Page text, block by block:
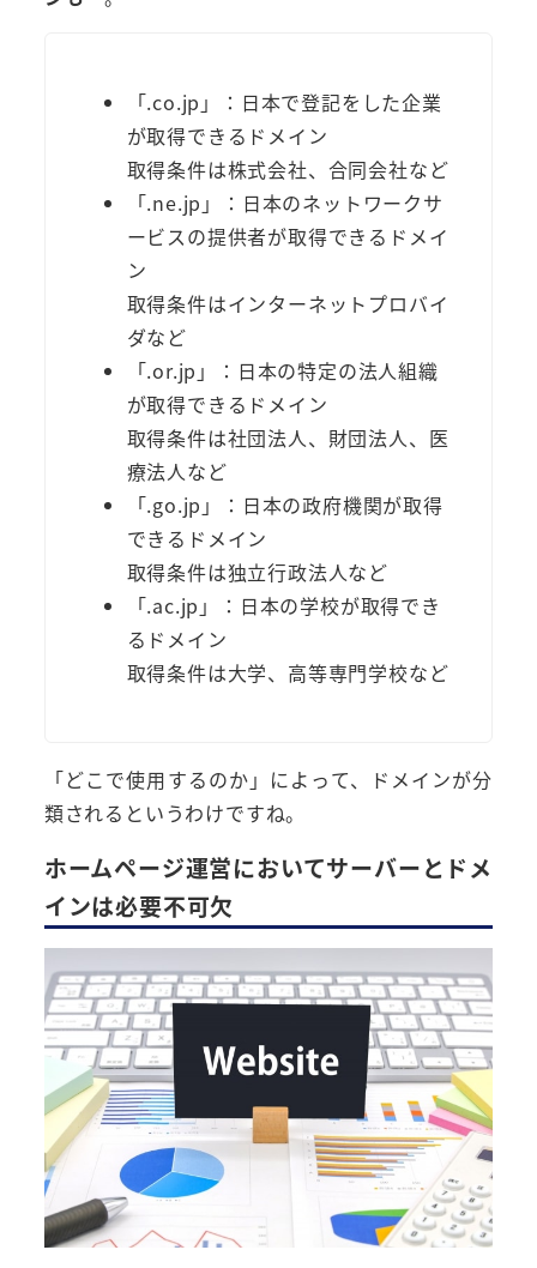
「.co.jp」：日本で登記をした企業
が取得できるドメイン
取得条件は株式会社、合同会社など
「.ne.jp」：日本のネットワークサ
ービスの提供者が取得できるドメイ
ン
取得条件はインターネットプロバイ
ダなど
「.or.jp」：日本の特定の法人組織
が取得できるドメイン
取得条件は社団法人、財団法人、医
療法人など
「.go.jp」：日本の政府機関が取得
できるドメイン
取得条件は独立行政法人など
「.ac.jp」：日本の学校が取得でき
るドメイン
取得条件は大学、高等専門学校など
「どこで使用するのか」によって、ドメインが分
類されるというわけですね。
ホームページ運営においてサーバーとドメ
インは必要不可欠